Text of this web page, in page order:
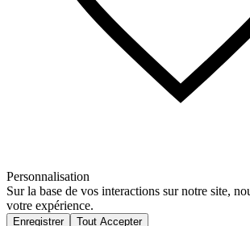
Personnalisation
Sur la base de vos interactions sur notre site,
votre expérience.
Enregistrer Tout Accepter